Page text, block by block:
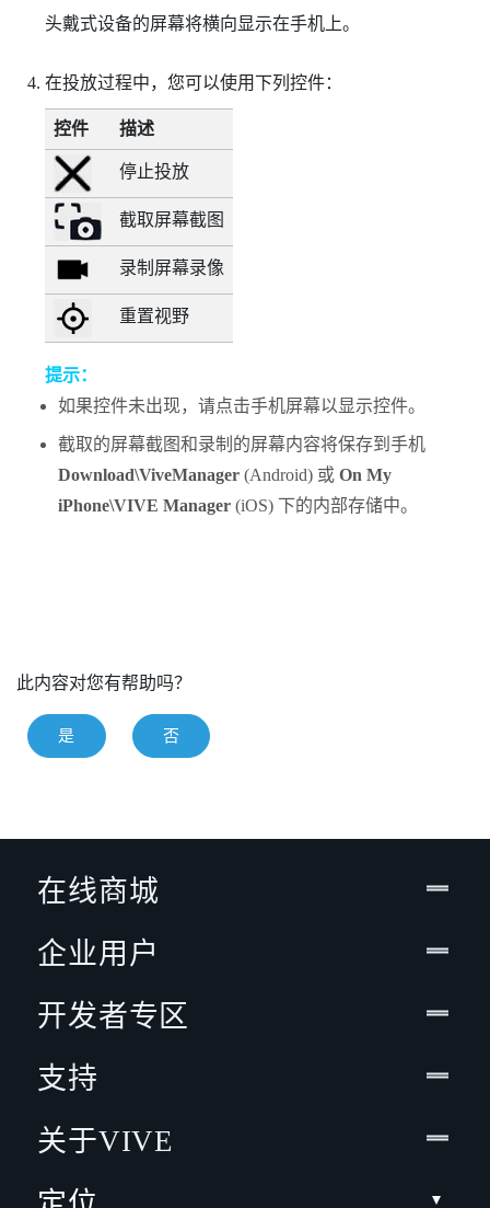
头戴式设备的屏幕将横向显示在手机上。
在投放过程中，您可以使用下列控件：
控件 描述
停止投放
截取屏幕截图
录制屏幕录像
重置视野
提示：
如果控件未出现，请点击手机屏幕以显示控件。
截取的屏幕截图和录制的屏幕内容将保存到手机
Download\ViveManager (Android) 或On My
iPhone\VIVE Manager (iOS) 下的内部存储中。
此内容对您有帮助吗？
是 否
在线商城
企业用户
开发者专区
支持
关于VIVE